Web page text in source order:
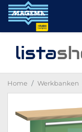
lista
Home Werkbanken